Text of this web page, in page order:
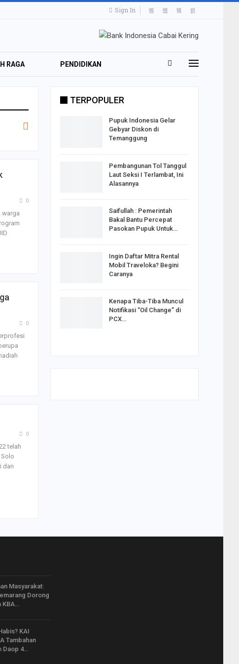
Sign In
RAGA PENDIDIKAN
0
warga
0
0
telah
dan
TERPOPULER
Pupuk Indonesia Gelar
Gebyar Diskon di
Temanggung
Pembangunan Tol Tanggul
Laut Seksi I Terlambat, Ini
Alasannya
Saifullah : Pemerintah
Bakal Bantu Percepat
Pasokan Pupuk Untuk…
Ingin Daftar Mitra Rental
Mobil Traveloka? Begini
Caranya
Kenapa Tiba-Tiba Muncul
Notifikasi “Oil Change” di
PCX…
Masyarakat:
Dorong
KAI
Tambahan
Daop 4…